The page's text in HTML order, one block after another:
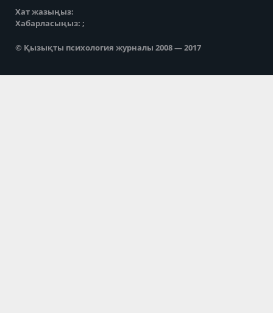
Хат жазыңыз:
Хабарласыңыз: ;
© Қызықты психология журналы 2008 — 2017